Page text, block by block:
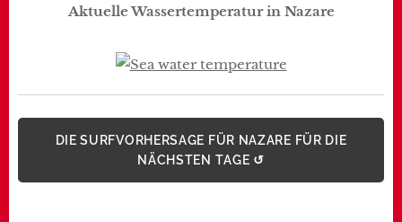
Aktuelle Wassertemperatur in Nazare
DIE SURFVORHERSAGE FÜR NAZARE FÜR DIE
NÄCHSTEN TAGE ↺